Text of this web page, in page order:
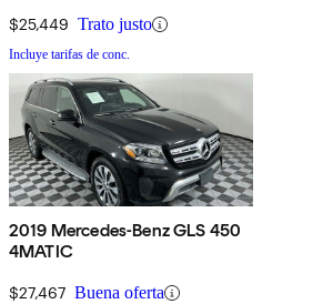
$25,449 Trato justo
Incluye tarifas de conc.
2019 Mercedes-Benz GLS 450
4MATIC
$27,467 Buena oferta